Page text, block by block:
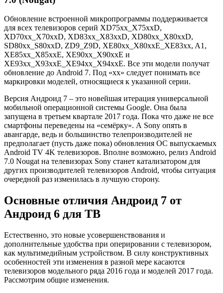
Обновление встроенной микропрограммы поддерживается
для всех телевизоров серий XD75xx_X75xxD,
XD70xx_X70xxD, XD83xx_X83xxD, XD80xx_X80xxD,
SD80xx_S80xxD, ZD9_Z9D, XE80xx_X80xxE_XE83xx, A1,
XE85xx_X85xxE, XE90xx_X90xxE и
XE93xx_X93xxE_XE94xx_X94xxE. Все эти модели получат
обновление до Android 7. Под «xx» следует понимать все
маркировки моделей, относящиеся к указанной серии.
Версия Андроид 7 – это новейшая итерация универсальной
мобильной операционной системы Google. Она была
запущена в третьем квартале 2017 года. Пока что даже не все
смартфоны переведены на «семёрку». А Sony опять в
авангарде, ведь и большинство телепроизводителей не
предполагает (пусть даже пока) обновления ОС выпускаемых
Android TV 4K телевизоров. Вполне возможно, релиз Android
7.0 Nougat на телевизорах Sony станет катализатором для
других производителей телевизоров Android, чтобы ситуация
очередной раз изменилась в лучшую сторону.
Основные отличия Андроид 7 от
Андроид 6 для ТВ
Естественно, это новые усовершенствования и
дополнительные удобства при оперировании с телевизором,
как мультимедийным устройством. В силу конструктивных
особенностей эти изменения в разной мере касаются
телевизоров модельного ряда 2016 года и моделей 2017 года.
Рассмотрим общие изменения.